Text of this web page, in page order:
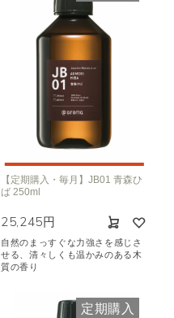
3か月に1度
【定期購入・毎月】JB01 青森ひ
ば 250ml
25,245円
自然のまっすぐな力強さを感じさ
せる、清々しくも温かみのある木
質の香り
定期購入